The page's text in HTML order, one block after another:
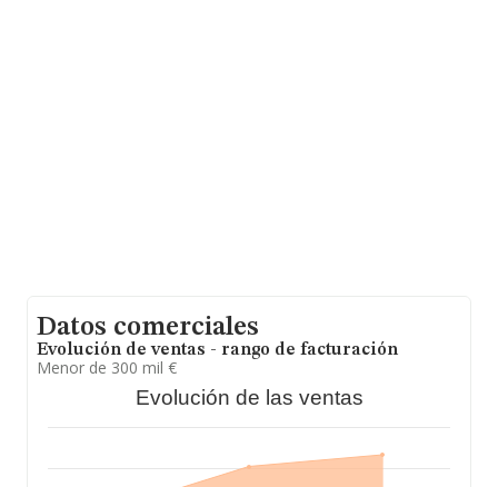
Datos comerciales
Evolución de ventas - rango de facturación
Menor de 300 mil €
Evolución de las ventas